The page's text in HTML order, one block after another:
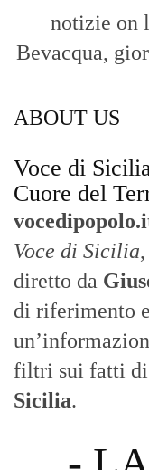
notizie on
Bevacqua,
ABOUT US
Voce di
Cuore del
Voce di Sicilia
diretto da
di riferimento
filtri sui fatti di
Sicilia.